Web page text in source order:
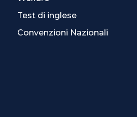
Test di inglese
Convenzioni Nazionali